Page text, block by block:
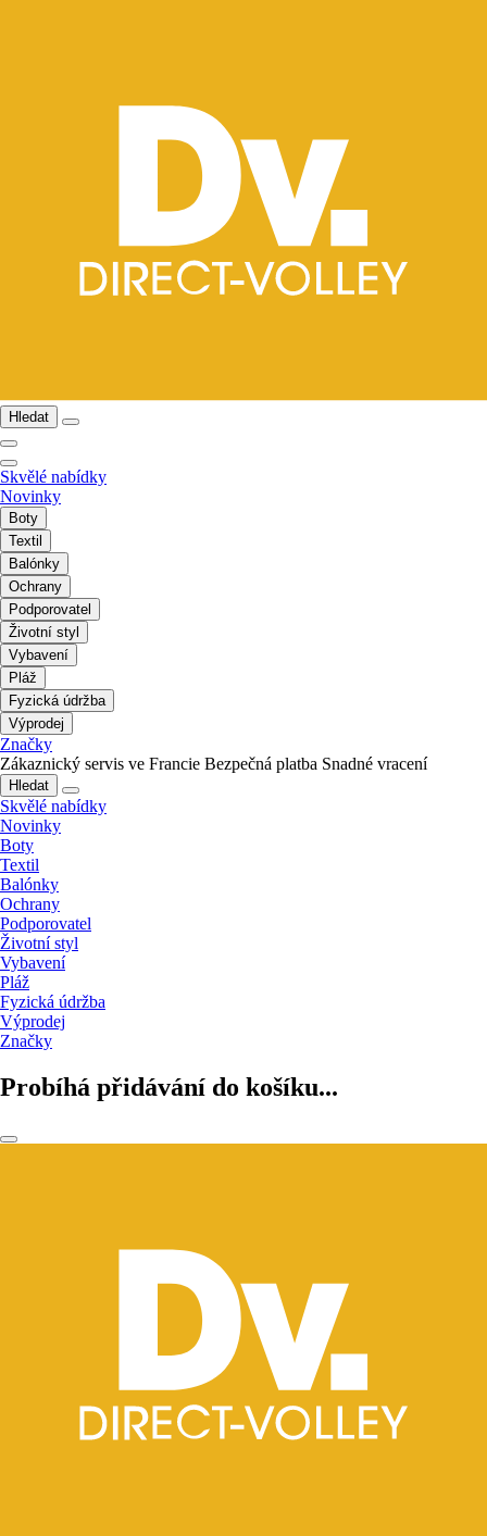
Hledat
Skvělé nabídky
Novinky
Boty
Textil
Balónky
Ochrany
Podporovatel
Životní styl
Vybavení
Pláž
Fyzická údržba
Výprodej
Značky
Zákaznický servis ve Francie Bezpečná platba Snadné vracení
Hledat
Skvělé nabídky
Novinky
Boty
Textil
Balónky
Ochrany
Podporovatel
Životní styl
Vybavení
Pláž
Fyzická údržba
Výprodej
Značky
Probíhá přidávání do košíku...